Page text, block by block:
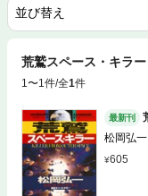
荒鷲スペース・キラー
1〜1件/全1件
最新刊
松岡弘一
605